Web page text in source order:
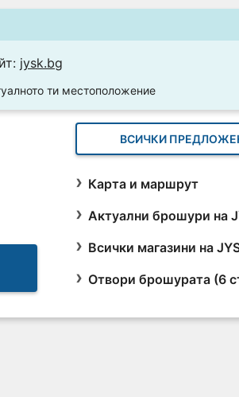
jysk.bg
ти местоположение
ВСИЧКИ
Карта и маршрут
Актуални брошури на
Всички магазини на
Отвори брошурата (6